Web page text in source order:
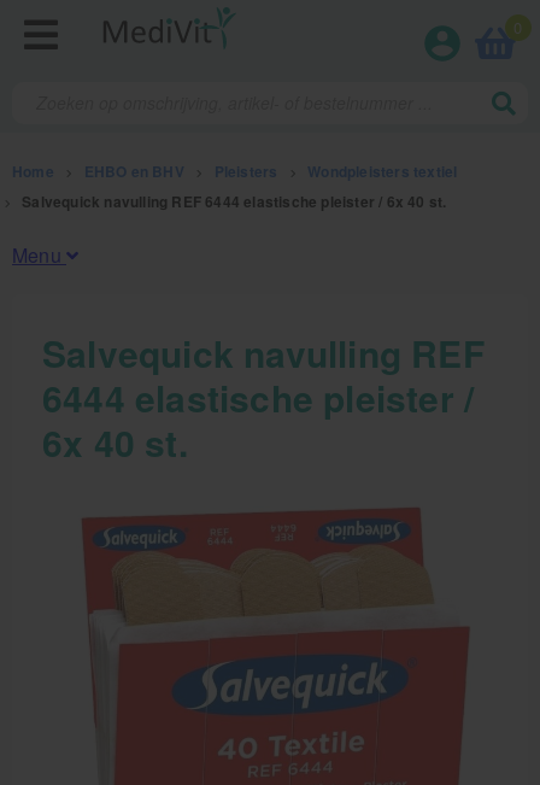
0
Home EHBO en BHV Pleisters Wondpleisters textiel
Salvequick navulling REF 6444 elastische pleister / 6x 40 st.
Menu
Fysiotherapieproducten
Verbruiksmaterialen
Massage
Sportbraces
Brandwonden verzorging
Salvequick navulling REF
6444 elastische pleister /
6x 40 st.